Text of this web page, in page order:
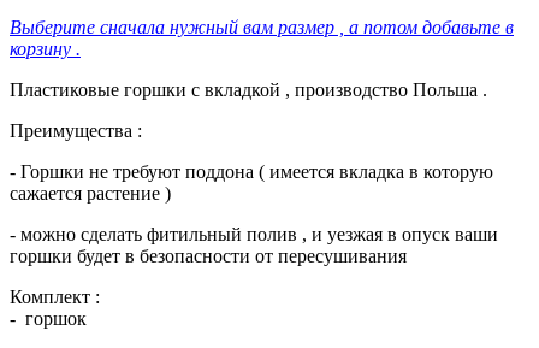
Выберите сначала нужный вам размер , а потом добавьте в
корзину .
Пластиковые горшки с вкладкой , производство Польша .
Преимущества :
- Горшки не требуют поддона ( имеется вкладка в которую
сажается растение )
- можно сделать фитильный полив , и уезжая в опуск ваши
горшки будет в безопасности от пересушивания
Комплект :
- горшок